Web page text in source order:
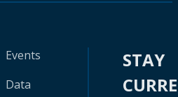
Events
Data
STAY